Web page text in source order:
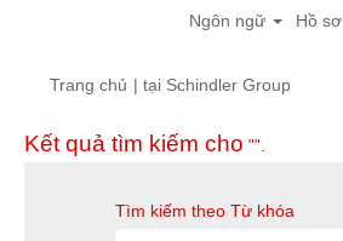
Ngôn ngữ Hồ sơ
Trang chủ | tại Schindler Group(trang
Kết quả tìm kiếm cho "".
Tìm kiếm theo Từ khóa